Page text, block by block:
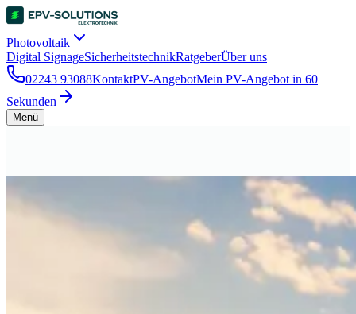
Photovoltaik
Digital SignageSicherheitstechnikRatgeberÜber uns
02243 93088KontaktPV-AngebotMein PV-Angebot in 60
Sekunden
Menü